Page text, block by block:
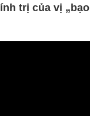
trị của vị „bạo